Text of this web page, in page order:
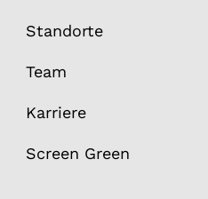
Standorte
Team
Karriere
Screen Green